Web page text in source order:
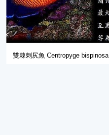
雙棘刺尻魚 Centropyge bispinosa